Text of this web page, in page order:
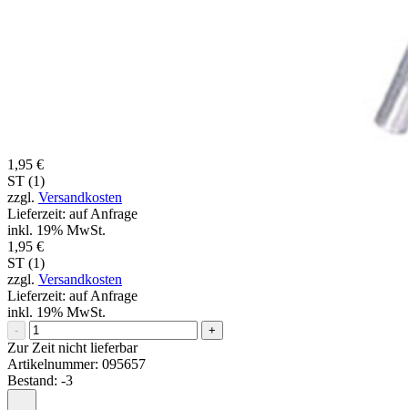
1,95 €
ST (1)
zzgl. Versandkosten
Lieferzeit: auf Anfrage
inkl. 19% MwSt.
1,95 €
ST (1)
zzgl. Versandkosten
Lieferzeit: auf Anfrage
inkl. 19% MwSt.
- +
Zur Zeit nicht lieferbar
Artikelnummer: 095657
Bestand: -3